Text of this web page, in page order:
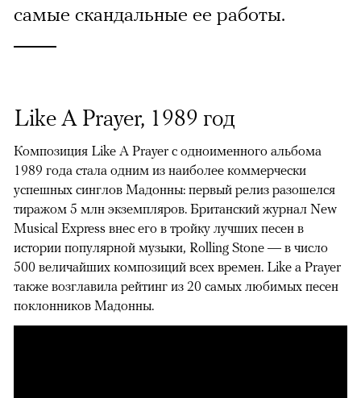
самые скандальные ее работы.
Like A Prayer, 1989 год
Композиция Like A Prayer с одноименного альбома
1989 года стала одним из наиболее коммерчески
успешных синглов Мадонны: первый релиз разошелся
тиражом 5 млн экземпляров. Британский журнал New
Musical Express внес его в тройку лучших песен в
истории популярной музыки, Rolling Stone — в число
500 величайших композиций всех времен. Like a Prayer
также возглавила рейтинг из 20 самых любимых песен
поклонников Мадонны.